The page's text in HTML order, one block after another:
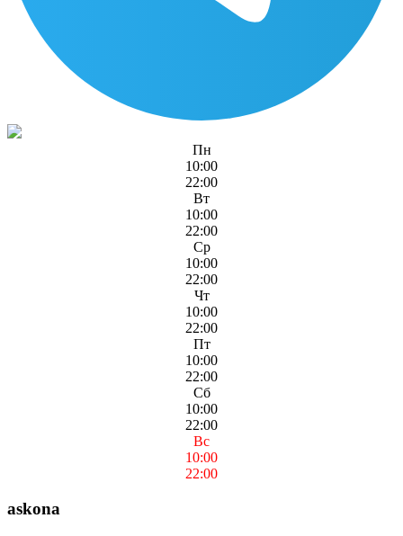
Пн
10:00
22:00
Вт
10:00
22:00
Ср
10:00
22:00
Чт
10:00
22:00
Пт
10:00
22:00
Сб
10:00
22:00
Вс
10:00
22:00
askona